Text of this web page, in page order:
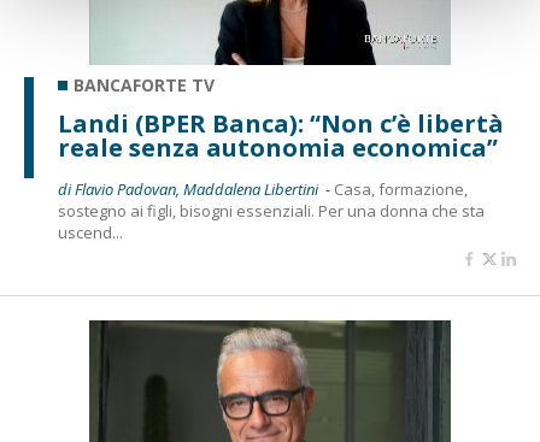
BANCAFORTE TV
Landi (BPER Banca): “Non c’è libertà
reale senza autonomia economica”
di Flavio Padovan, Maddalena Libertini - Casa, formazione,
sostegno ai figli, bisogni essenziali. Per una donna che sta
uscend...